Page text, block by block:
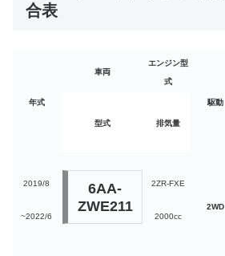
合表
年式
車両
エンジン型
式
駆動
型式 排気量
2019/8
~2022/6
6AA-
ZWE211
2ZR-FXE
2000cc
2WD